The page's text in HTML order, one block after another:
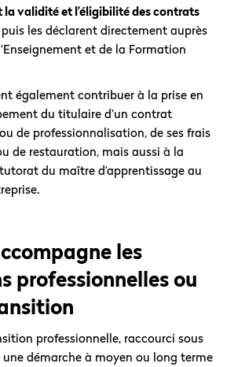
validité et l’éligibilité des contrats
, puis les déclarent directement auprès
et de la Formation
également contribuer à la prise en
du titulaire d’un contrat
de professionnalisation, de ses frais
de restauration, mais aussi à la
du maître d’apprentissage au
les
professionnelles ou
professionnelle, raccourci sous
une démarche à moyen ou long terme